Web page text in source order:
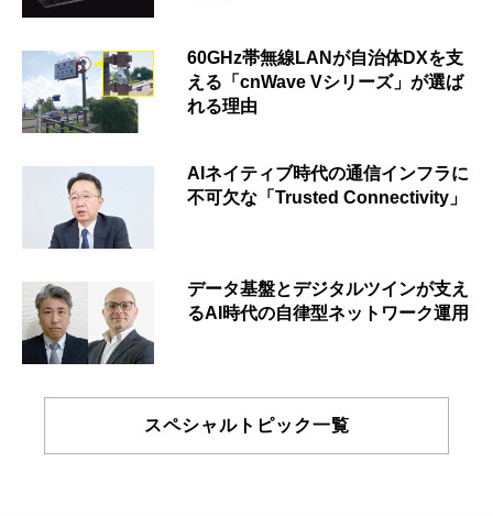
60GHz帯無線LANが自治体DXを支
える「cnWave Vシリーズ」が選ば
れる理由
AIネイティブ時代の通信インフラに
不可欠な「Trusted Connectivity」
データ基盤とデジタルツインが支え
るAI時代の自律型ネットワーク運用
スペシャルトピック一覧